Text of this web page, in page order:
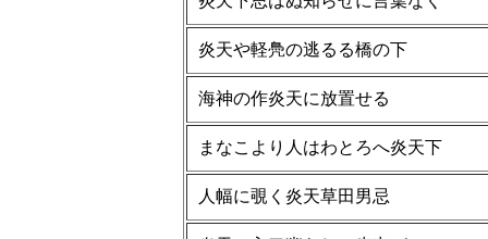
炎天や軽鳧の逃るる橋の下
海神の作炎天に放置せる
まなこより人はわとろへ炎天下
人幅に覗く炎天草田男忌